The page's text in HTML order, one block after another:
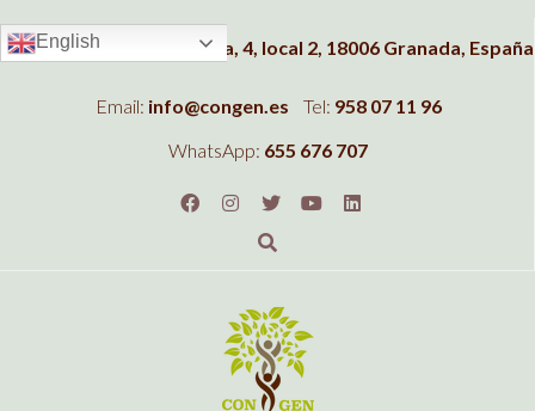
Dirección: C/Albahaca, 4, local 2, 18006 Granada, España
Email: info@congen.es Tel: 958 07 11 96
WhatsApp: 655 676 707
English